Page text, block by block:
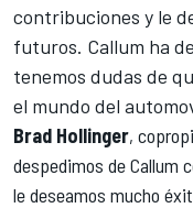
contribuciones y le
futuros. Callum ha
tenemos dudas de
el mundo del
Brad Hollinger,
despedimos de Callum
le deseamos mucho